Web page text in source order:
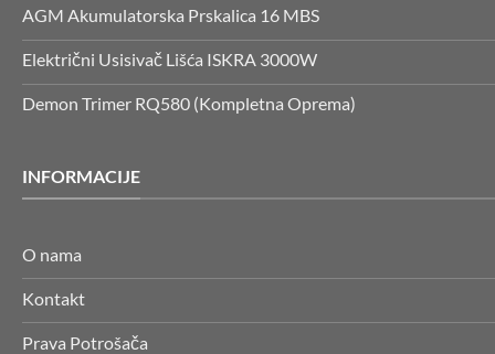
AGM Akumulatorska Prskalica 16 MBS
Električni Usisivač Lišća ISKRA 3000W
Demon Trimer RQ580 (Kompletna Oprema)
INFORMACIJE
O nama
Kontakt
Prava Potrošača